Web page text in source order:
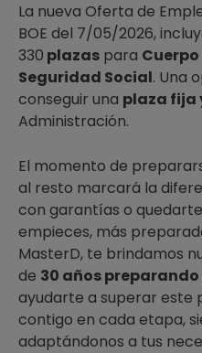
La nueva Oferta de
BOE del 7/05/2026,
330 plazas para
Seguridad Social. Una
conseguir una plaza fija
Administración.
El momento de
al resto marcará la
con garantías o
empieces, más
MasterD, te brindamos
de 30 años
ayudarte a superar este
contigo en cada etapa,
adaptándonos a tus